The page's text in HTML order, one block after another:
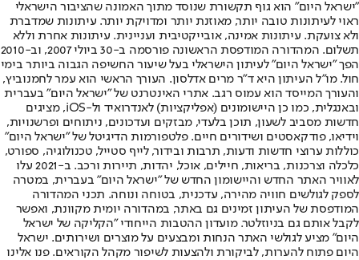
"ישראל היום" הוא גוף תקשורת שנוסד מתוך האמונה שהציבור הישראלי
ראוי לעיתונות טובה יותר, מאוזנת יותר ומדויקת יותר. עיתונות שמדברת
ולא צועקת. עיתונות אמינה, אובייקטיבית ועניינית. עיתונות אחרת וללא
תשלום. המהדורה המודפסת הראשונה פורסמה ב-30 ביולי 2007, וב-2010
הפך "ישראל היום" לעיתון הישראלי בעל שיעור החשיפה הגבוה ביותר בימי
חול. מו"ל העיתון היא ד"ר מרים אדלסון. העורך הראשי הוא עמר לחמנוביץ,
והעורך המייסד הוא עמוס רגב. אתרי האינטרנט של "ישראל היום" בעברית
ובאנגלית, כמו כן היישומונים (אפליקציות) לאנדרואיד ול-iOS, מציגים
חדשות מסביב לשעון, תוכן בלעדי, מבזקים ועדכונים, ניתוחים ופרשנויות,
וידיאו, פודקאסטים ושידורים חיים. פלטפורמות הדיגיטל של "ישראל היום"
כוללות ערוצי חדשות ודעות, תרבות ובידור, לייף סטייל, טכנולוגיה, ספורט,
כלכלה וצרכנות, בריאות, חיילים, אוכל, יהדות, תיירות ורכב. ב-2021 עלו
לאוויר האתר החדש והיישומון החדש של "ישראל היום" בעברית, במטרה
לספק לגולשים חוויה מהירה, עדכנית, בטוחה ונוחה. תכני המהדורה
המודפסת של העיתון זמינים גם באתר, במהדורה יומית מקוונת, ואפשר
לקבל אותם גם בניוזלטר. מועדון ההטבות הייחודי "הקליקה של ישראל
היום" מציע לגולשי האתר הנחות ומבצעים על מוצרים ושירותים. ישראל
היום פתוח להערות, לביקורת ולהצעות לשיפור מקהל הקוראים. פנו אלינו